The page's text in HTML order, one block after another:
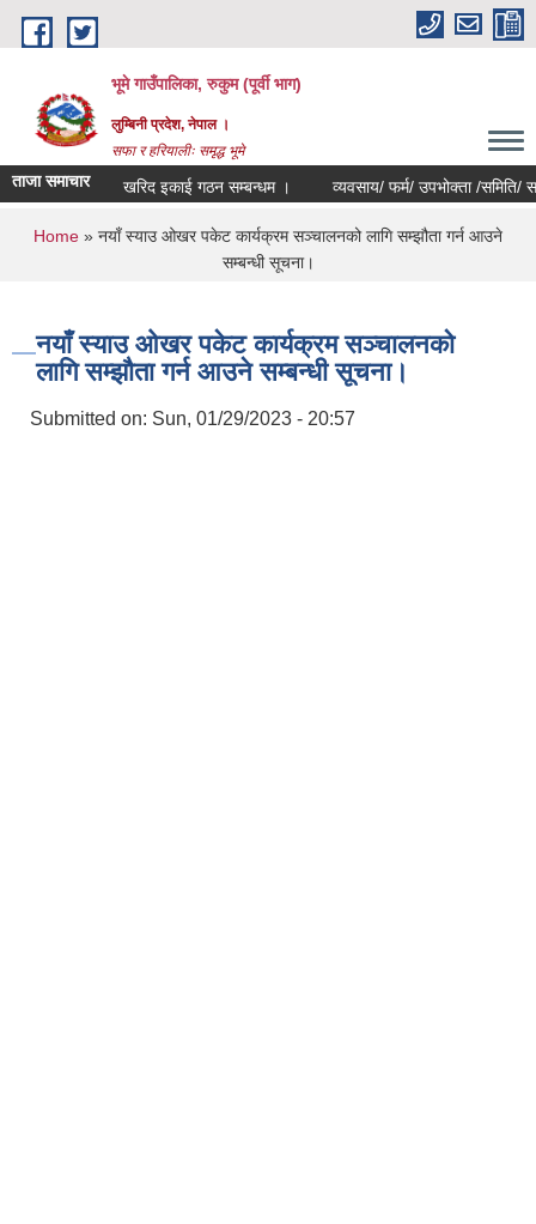
Skip to main content
भूमे गाउँपालिका, रुकुम (पूर्वी भाग)
लुम्बिनी प्रदेश, नेपाल ।
सफा र हरियालीः समृद्ध भूमे
ताजा समाचारखरिद इकाई गठन सम्बन्धम । व्यवसाय/ फर्म/ उपभोक्ता /समिति/ समुह/
You are here
Home » नयाँ स्याउ ओखर पकेट कार्यक्रम सञ्चालनको लागि सम्झौता गर्न आउने
सम्बन्धी सूचना।
नयाँ स्याउ ओखर पकेट कार्यक्रम सञ्चालनको
लागि सम्झौता गर्न आउने सम्बन्धी सूचना।
Submitted on: Sun, 01/29/2023 - 20:57